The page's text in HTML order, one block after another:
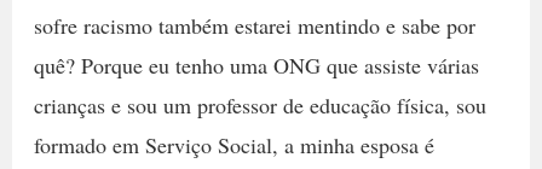
sofre racismo também estarei mentindo e sabe por
quê? Porque eu tenho uma ONG que assiste várias
crianças e sou um professor de educação física, sou
formado em Serviço Social, a minha esposa é